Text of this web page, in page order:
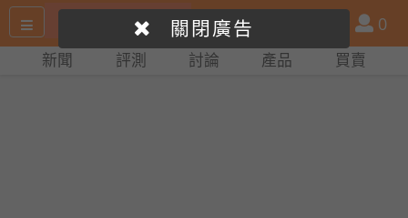
尋
產
品
比
會
員
0
新聞 評測 討論 產品 買賣
關閉廣告